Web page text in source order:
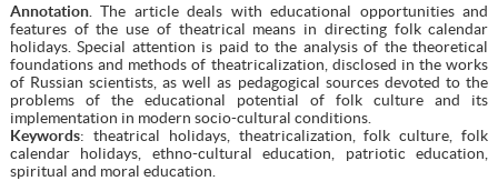
Annotation. The article deals with educational opportunities and
features of the use of theatrical means in directing folk calendar
holidays. Special attention is paid to the analysis of the theoretical
foundations and methods of theatricalization, disclosed in the works
of Russian scientists, as well as pedagogical sources devoted to the
problems of the educational potential of folk culture and its
implementation in modern socio-cultural conditions.
Keywords: theatrical holidays, theatricalization, folk culture, folk
calendar holidays, ethno-cultural education, patriotic education,
spiritual and moral education.